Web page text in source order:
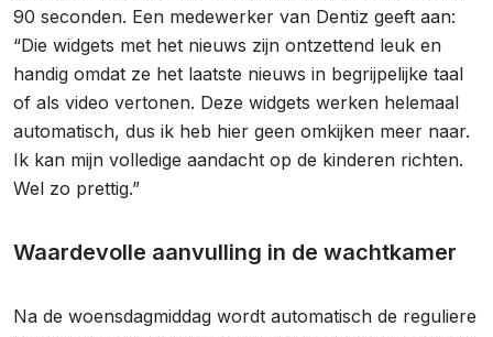
90 seconden. Een medewerker van Dentiz geeft aan:
“Die widgets met het nieuws zijn ontzettend leuk en
handig omdat ze het laatste nieuws in begrijpelijke taal
of als video vertonen. Deze widgets werken helemaal
automatisch, dus ik heb hier geen omkijken meer naar.
Ik kan mijn volledige aandacht op de kinderen richten.
Wel zo prettig.”
Waardevolle aanvulling in de wachtkamer
Na de woensdagmiddag wordt automatisch de reguliere